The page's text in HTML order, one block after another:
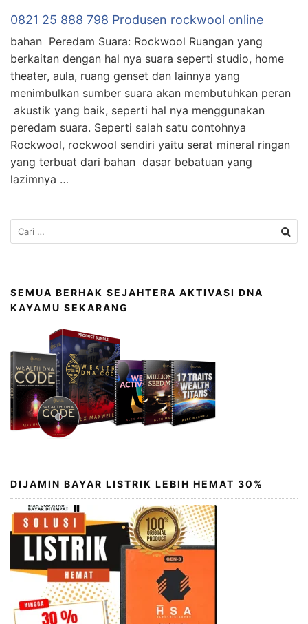
0821 25 888 798 Produsen rockwool online
bahan Peredam Suara: Rockwool Ruangan yang
berkaitan dengan hal nya suara seperti studio, home
theater, aula, ruang genset dan lainnya yang
menimbulkan sumber suara akan membutuhkan peran
akustik yang baik, seperti hal nya menggunakan
peredam suara. Seperti salah satu contohnya
Rockwool, rockwool sendiri yaitu serat mineral ringan
yang terbuat dari bahan dasar bebatuan yang
lazimnya …
SEMUA BERHAK SEJAHTERA AKTIVASI DNA
KAYAMU SEKARANG
DIJAMIN BAYAR LISTRIK LEBIH HEMAT 30%